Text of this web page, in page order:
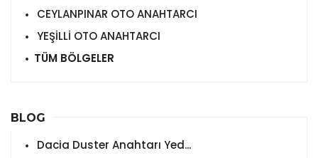
CEYLANPINAR OTO ANAHTARCI
YEŞİLLİ OTO ANAHTARCI
TÜM BÖLGELER
BLOG
Dacia Duster Anahtarı Yed...